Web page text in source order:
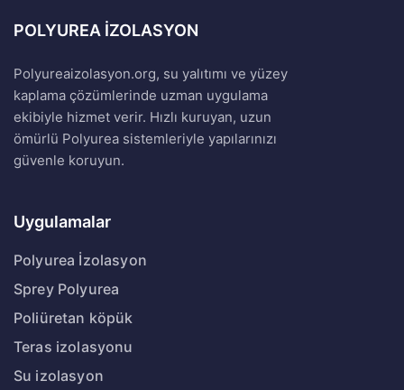
POLYUREA İZOLASYON
Polyureaizolasyon.org, su yalıtımı ve yüzey
kaplama çözümlerinde uzman uygulama
ekibiyle hizmet verir. Hızlı kuruyan, uzun
ömürlü Polyurea sistemleriyle yapılarınızı
güvenle koruyun.
Uygulamalar
Polyurea İzolasyon
Sprey Polyurea
Poliüretan köpük
Teras izolasyonu
Su izolasyon